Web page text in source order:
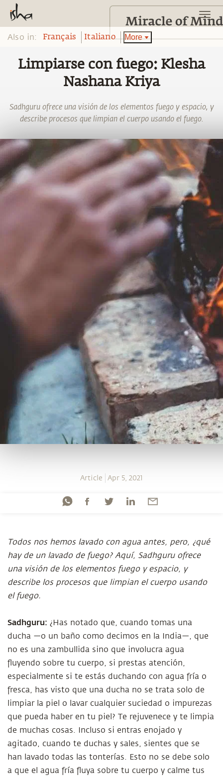
Also in: Français Italiano More
Limpiarse con fuego: Klesha
Nashana Kriya
Sadhguru ofrece una visión de los elementos fuego y espacio, y
describe procesos que limpian el cuerpo usando el fuego.
Article Apr 5, 2021
Todos nos hemos lavado con agua antes, pero, ¿qué
hay de un lavado de fuego? Aquí, Sadhguru ofrece
una visión de los elementos fuego y espacio, y
describe los procesos que limpian el cuerpo usando
el fuego.
Sadhguru: ¿Has notado que, cuando tomas una
ducha —o un baño como decimos en la India—, que
no es una zambullida sino que involucra agua
fluyendo sobre tu cuerpo, si prestas atención,
especialmente si te estás duchando con agua fría o
fresca, has visto que una ducha no se trata solo de
limpiar la piel o lavar cualquier suciedad o impurezas
que pueda haber en tu piel? Te rejuvenece y te limpia
de muchas cosas. Incluso si entras enojado y
agitado, cuando te duchas y sales, sientes que se
han lavado todas las tonterías. Esto no se debe solo
a que el agua fría fluya sobre tu cuerpo y calme tus